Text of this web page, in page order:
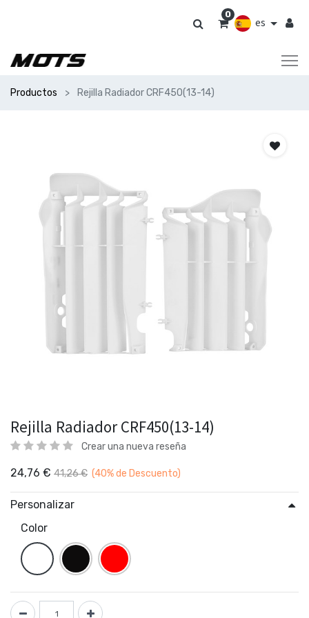
es
0
Productos Rejilla Radiador CRF450(13-14)
Rejilla Radiador CRF450(13-14)
Crear una nueva reseña
24,76 € 41,26€ (40%de Descuento)
Personalizar
Color